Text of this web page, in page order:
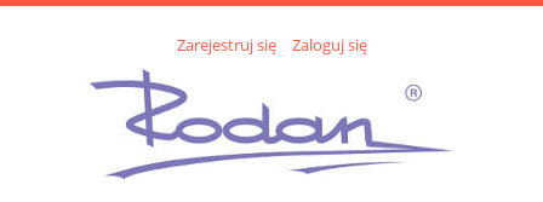
Zarejestruj się Zaloguj się